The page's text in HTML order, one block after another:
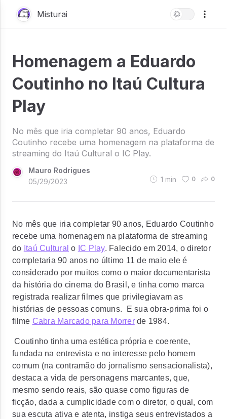
Misturai
Homenagem a Eduardo
Coutinho no Itaú Cultura
Play
No mês que iria completar 90 anos, Eduardo
Coutinho recebe uma homenagem na plataforma de
streaming do Itaú Cultural o IC Play.
Mauro Rodrigues
05/29/2023
1 min 0 0
No mês que iria completar 90 anos, Eduardo Coutinho
recebe uma homenagem na plataforma de streaming
do Itaú Cultural o IC Play. Falecido em 2014, o diretor
completaria 90 anos no último 11 de maio ele é
considerado por muitos como o maior documentarista
da história do cinema do Brasil, e tinha como marca
registrada realizar filmes que privilegiavam as
histórias de pessoas comuns. E sua obra-prima foi o
filme Cabra Marcado para Morrerde 1984.
Coutinho tinha uma estética própria e coerente,
fundada na entrevista e no interesse pelo homem
comum (na contramão do jornalismo sensacionalista),
destaca a vida de personagens marcantes, que,
mesmo sendo reais, são quase como figuras de
ficção, dada a cumplicidade com o diretor, o qual, com
sua escuta ativa e atenta, instiga seus entrevistados a